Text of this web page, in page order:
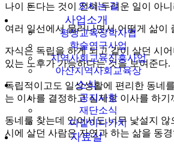
오시는 길
사업소개
평생교육장학사업
학술연구사업
지역사회교육진흥사업
아산지역사회교육상
소식
공지사항
재단소식
다같이다가치
자료실
나이 든다는 것이 전혀 두려운 일이 아
여러 일선에서 물러나면서 어떻게 삶이
자식은 독립을 하게 되고 같이 살던 시
있는 노후가 가능하다는 것을 보여준다.
독립적이고도 일상생활에 편리한 동네
는 이사를 결정하고 실제로 이사를 하
동네를 찾는데 있어서도 너무 낯설지
시에 살던 사람은 자연과 하는 삶을 동